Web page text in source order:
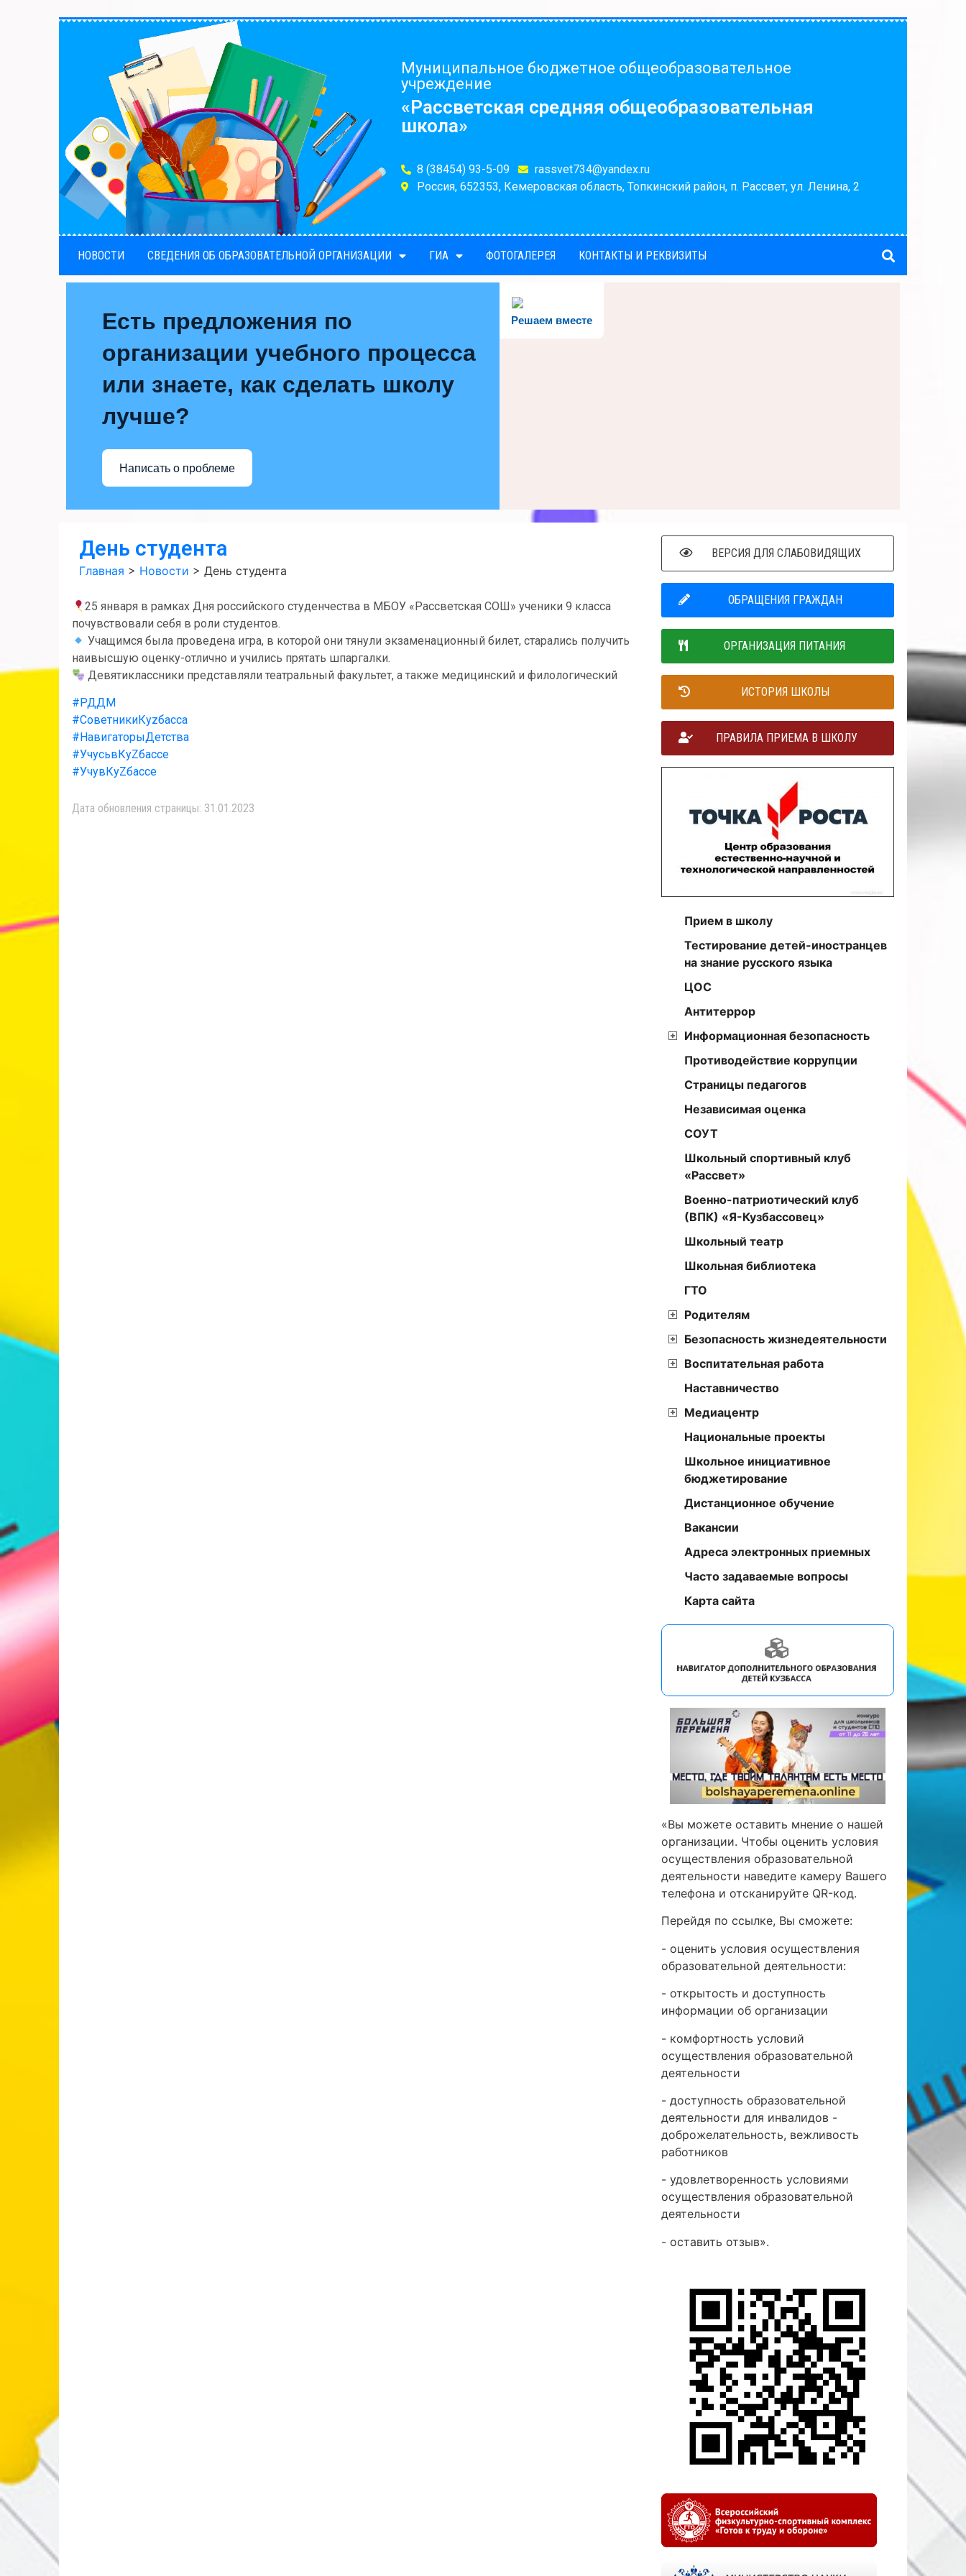
Муниципальное бюджетное общеобразовательное
учреждение
«Рассветская средняя общеобразовательная
школа»
8 (38454) 93-5-09
rassvet734@yandex.ru
Россия, 652353, Кемеровская область, Топкинский район, п. Рассвет, ул. Ленина, 2
НОВОСТИ СВЕДЕНИЯ ОБ ОБРАЗОВАТЕЛЬНОЙ ОРГАНИЗАЦИИ ГИА ФОТОГАЛЕРЕЯ КОНТАКТЫ И РЕКВИЗИТЫ
Решаем вместе
Есть предложения по
организации учебного процесса
или знаете, как сделать школу
лучше?
Написать о проблеме
День студента
Главная > Новости > День студента
25 января в рамках Дня российского студенчества в МБОУ «Рассветская СОШ» ученики 9 класса
почувствовали себя в роли студентов.
Учащимся была проведена игра, в которой они тянули экзаменационный билет, старались получить
наивысшую оценку-отлично и учились прятать шпаргалки.
Девятиклассники представляли театральный факультет, а также медицинский и филологический
#РДДМ
#СоветникиКуzбасса
#НавигаторыДетства
#УчусьвКуZбассе
#УчувКуZбассе
Дата обновления страницы: 31.01.2023
ВЕРСИЯ ДЛЯ СЛАБОВИДЯЩИХ
ОБРАЩЕНИЯ ГРАЖДАН
ОРГАНИЗАЦИЯ ПИТАНИЯ
ИСТОРИЯ ШКОЛЫ
ПРАВИЛА ПРИЕМА В ШКОЛУ
Прием в школу
Тестирование детей-иностранцев
на знание русского языка
ЦОС
Антитеррор
Информационная безопасность
Противодействие коррупции
Страницы педагогов
Независимая оценка
СОУТ
Школьный спортивный клуб
«Рассвет»
Военно-патриотический клуб
(ВПК) «Я-Кузбассовец»
Школьный театр
Школьная библиотека
ГТО
Родителям
Безопасность жизнедеятельности
Воспитательная работа
Наставничество
Медиацентр
Национальные проекты
Школьное инициативное
бюджетирование
Дистанционное обучение
Вакансии
Адреса электронных приемных
Часто задаваемые вопросы
Карта сайта
«Вы можете оставить мнение о нашей
организации. Чтобы оценить условия
осуществления образовательной
деятельности наведите камеру Вашего
телефона и отсканируйте QR-код.
Перейдя по ссылке, Вы сможете:
- оценить условия осуществления
образовательной деятельности:
- открытость и доступность
информации об организации
- комфортность условий
осуществления образовательной
деятельности
- доступность образовательной
деятельности для инвалидов -
доброжелательность, вежливость
работников
- удовлетворенность условиями
осуществления образовательной
деятельности
- оставить отзыв».